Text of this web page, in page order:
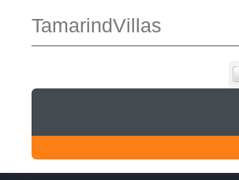
TamarindVillas